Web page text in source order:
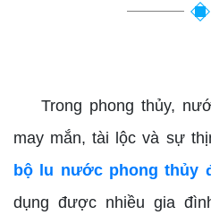
Trong phong thủy,
may mắn, tài lộc và sự
bộ lu nước phong thủy
dụng được nhiều gia